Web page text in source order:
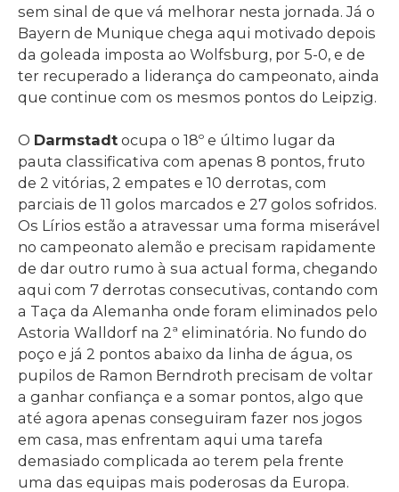
sem sinal de que vá melhorar nesta jornada. Já o
Bayern de Munique chega aqui motivado depois
da goleada imposta ao Wolfsburg, por 5-0, e de
ter recuperado a liderança do campeonato, ainda
que continue com os mesmos pontos do Leipzig.
O Darmstadt ocupa o 18º e último lugar da
pauta classificativa com apenas 8 pontos, fruto
de 2 vitórias, 2 empates e 10 derrotas, com
parciais de 11 golos marcados e 27 golos sofridos.
Os Lírios estão a atravessar uma forma miserável
no campeonato alemão e precisam rapidamente
de dar outro rumo à sua actual forma, chegando
aqui com 7 derrotas consecutivas, contando com
a Taça da Alemanha onde foram eliminados pelo
Astoria Walldorf na 2ª eliminatória. No fundo do
poço e já 2 pontos abaixo da linha de água, os
pupilos de Ramon Berndroth precisam de voltar
a ganhar confiança e a somar pontos, algo que
até agora apenas conseguiram fazer nos jogos
em casa, mas enfrentam aqui uma tarefa
demasiado complicada ao terem pela frente
uma das equipas mais poderosas da Europa.